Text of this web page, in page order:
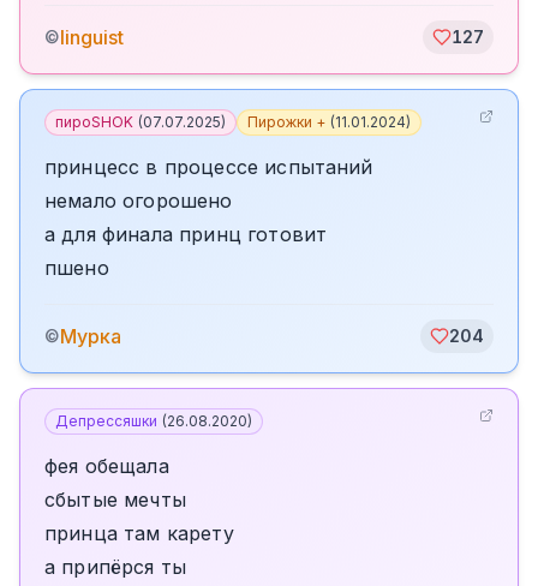
©linguist 127
пироSHOK (07.07.2025) Пирожки + (11.01.2024)
принцесс в процессе испытаний
немало огорошено
а для финала принц готовит
пшено
©Мурка 204
Депрессяшки (26.08.2020)
фея обещала
сбытые мечты
принца там карету
а припёрся ты